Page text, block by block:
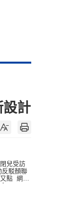
設計
兒受訪
反駁顏聯
點 網民